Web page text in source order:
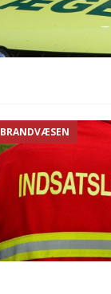
BRANDVÆSEN